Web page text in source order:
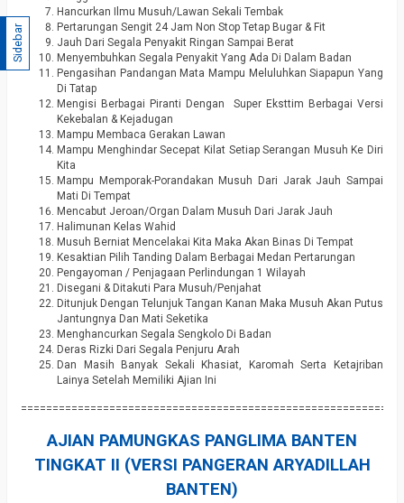
Hancurkan Ilmu Musuh/Lawan Sekali Tembak
Pertarungan Sengit 24 Jam Non Stop Tetap Bugar & Fit
Jauh Dari Segala Penyakit Ringan Sampai Berat
Menyembuhkan Segala Penyakit Yang Ada Di Dalam Badan
Pengasihan Pandangan Mata Mampu Meluluhkan Siapapun Yang
Di Tatap
Mengisi Berbagai Piranti Dengan Super Eksttim Berbagai Versi
Kekebalan & Kejadugan
Mampu Membaca Gerakan Lawan
Mampu Menghindar Secepat Kilat Setiap Serangan Musuh Ke Diri
Kita
Mampu Memporak-Porandakan Musuh Dari Jarak Jauh Sampai
Mati Di Tempat
Mencabut Jeroan/Organ Dalam Musuh Dari Jarak Jauh
Halimunan Kelas Wahid
Musuh Berniat Mencelakai Kita Maka Akan Binas Di Tempat
Kesaktian Pilih Tanding Dalam Berbagai Medan Pertarungan
Pengayoman / Penjagaan Perlindungan 1 Wilayah
Disegani & Ditakuti Para Musuh/Penjahat
Ditunjuk Dengan Telunjuk Tangan Kanan Maka Musuh Akan Putus
Jantungnya Dan Mati Seketika
Menghancurkan Segala Sengkolo Di Badan
Deras Rizki Dari Segala Penjuru Arah
Dan Masih Banyak Sekali Khasiat, Karomah Serta Ketajriban
Lainya Setelah Memiliki Ajian Ini
============================================================
AJIAN PAMUNGKAS PANGLIMA BANTEN
TINGKAT II (VERSI PANGERAN ARYADILLAH
BANTEN)
Sidebar